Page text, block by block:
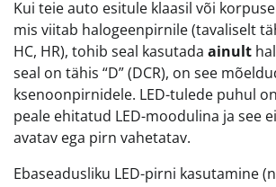
Kui teie auto esitule klaasil või
mis viitab halogeenpirnile (tavaliselt
HC, HR), tohib seal kasutada ainult
seal on tähis “D” (DCR), on see
ksenoonpirnidele. LED-tulede puhul
peale ehitatud LED-moodulina ja see
avatav ega pirn vahetatav.
Ebaseadusliku LED-pirni kasutamine